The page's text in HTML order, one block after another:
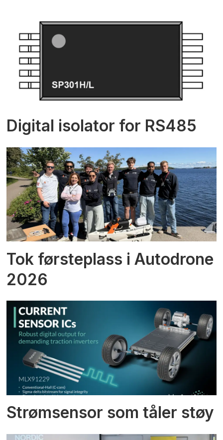
Digital isolator for RS485
Tok førsteplass i Autodrone
2026
Strømsensor som tåler støy